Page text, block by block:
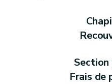
Section
Frais de